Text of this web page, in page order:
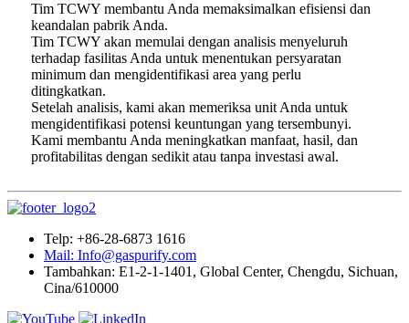
Tim TCWY membantu Anda memaksimalkan efisiensi dan
keandalan pabrik Anda.
Tim TCWY akan memulai dengan analisis menyeluruh
terhadap fasilitas Anda untuk menentukan persyaratan
minimum dan mengidentifikasi area yang perlu
ditingkatkan.
Setelah analisis, kami akan memeriksa unit Anda untuk
mengidentifikasi potensi keuntungan yang tersembunyi.
Kami membantu Anda meningkatkan manfaat, hasil, dan
profitabilitas dengan sedikit atau tanpa investasi awal.
Telp: +86-28-6873 1616
Mail: Info@gaspurify.com
Tambahkan: E1-2-1-1401, Global Center, Chengdu, Sichuan,
Cina/610000